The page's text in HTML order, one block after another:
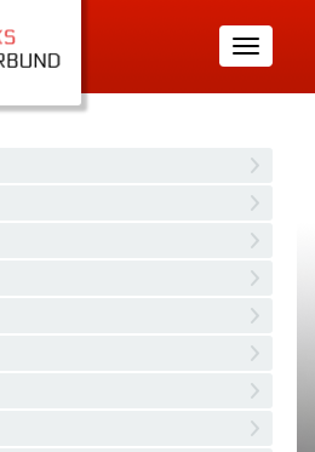
Toggle
navigation